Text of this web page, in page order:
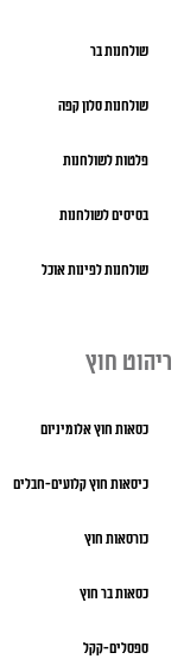
שולחנות בר
שולחנות סלון קפה
פלטות לשולחנות
בסיסים לשולחנות
שולחנות לפינות אוכל
ריהוט חוץ
כסאות חוץ אלומיניום
כיסאות חוץ קלועים-חבלים
כורסאות חוץ
כסאות בר חוץ
ספסלים-קקל